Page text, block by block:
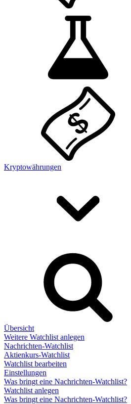
Kryptowährungen
Übersicht
Weitere Watchlist anlegen
Nachrichten-Watchlist
Aktienkurs-Watchlist
Watchlist bearbeiten
Einstellungen
Was bringt eine Nachrichten-Watchlist?
Watchlist anlegen
Was bringt eine Nachrichten-Watchlist?